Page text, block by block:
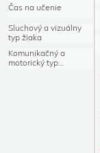
Čas na učenie
Sluchový a vizuálny
typ žiaka
Komunikačný a
motorický typ